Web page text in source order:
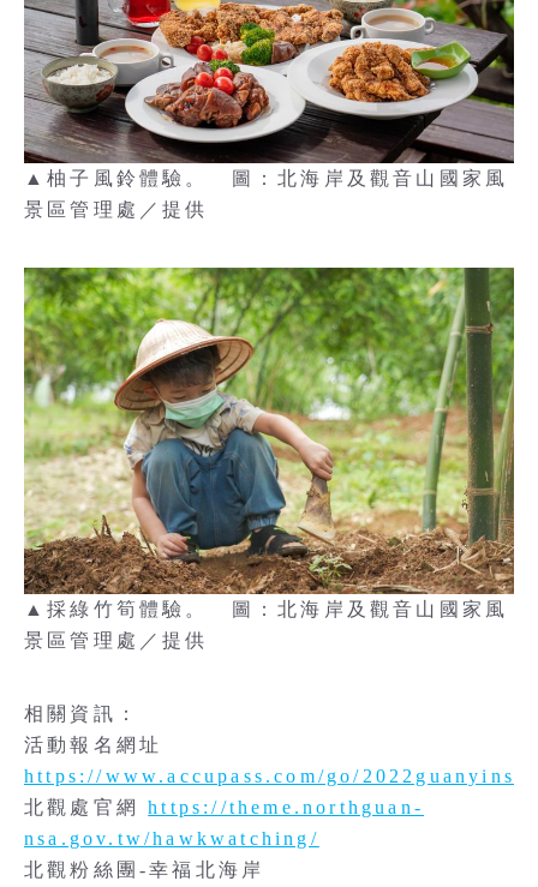
▲柚子風鈴體驗。 圖：北海岸及觀音山國家風
景區管理處／提供
▲採綠竹筍體驗。 圖：北海岸及觀音山國家風
景區管理處／提供
相關資訊：
活動報名網址
https://www.accupass.com/go/
北觀處官網https://theme.northguan-
nsa.gov.tw/hawkwatching/
北觀粉絲團-幸福北海岸